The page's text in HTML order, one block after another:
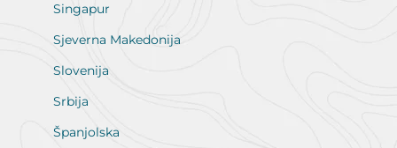
Singapur
Sjeverna Makedonija
Slovenija
Srbija
Španjolska